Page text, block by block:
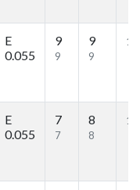
E
0.055
9
9
9
9
10
E
0.055
7
7
8
8